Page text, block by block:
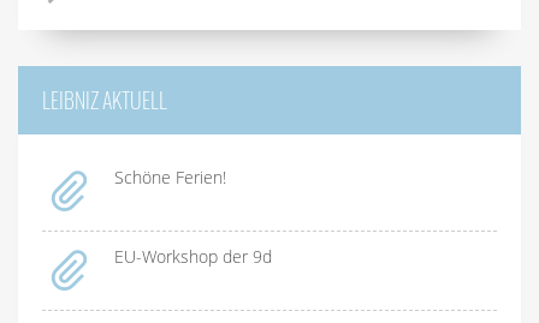
LEIBNIZ AKTUELL
Schöne Ferien!
EU-Workshop der 9d